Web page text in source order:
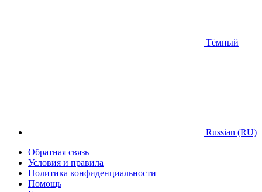
Тёмный
Russian (RU)
Обратная связь
Условия и правила
Политика конфиденциальности
Помощь